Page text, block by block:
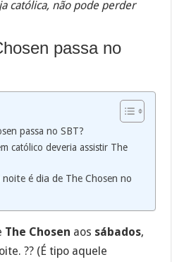
católica, não pode perder
passa no
passa no SBT?
católico deveria assistir The
é dia de The Chosen no
The Chosen aos sábados,
?️? (É tipo aquele